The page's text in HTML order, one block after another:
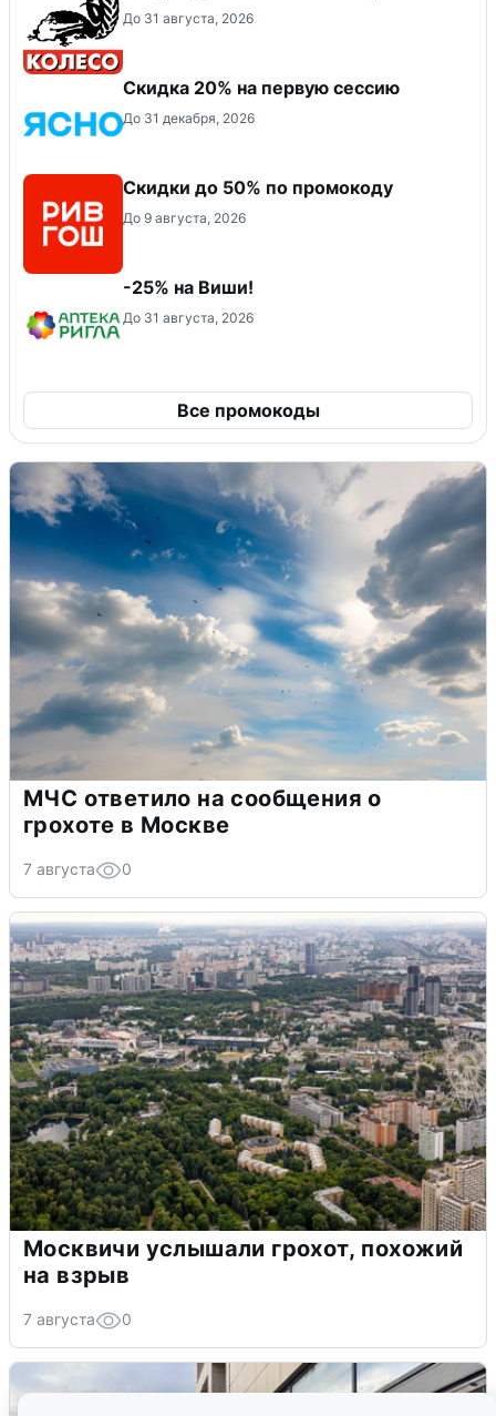
До 31 августа, 2026
Скидка 20% на первую сессию
До 31 декабря, 2026
Скидки до 50% по промокоду
До 9 августа, 2026
-25% на Виши!
До 31 августа, 2026
Все промокоды
МЧС ответило на сообщения о
грохоте в Москве
7 августа 0
Москвичи услышали грохот, похожий
на взрыв
7 августа 0